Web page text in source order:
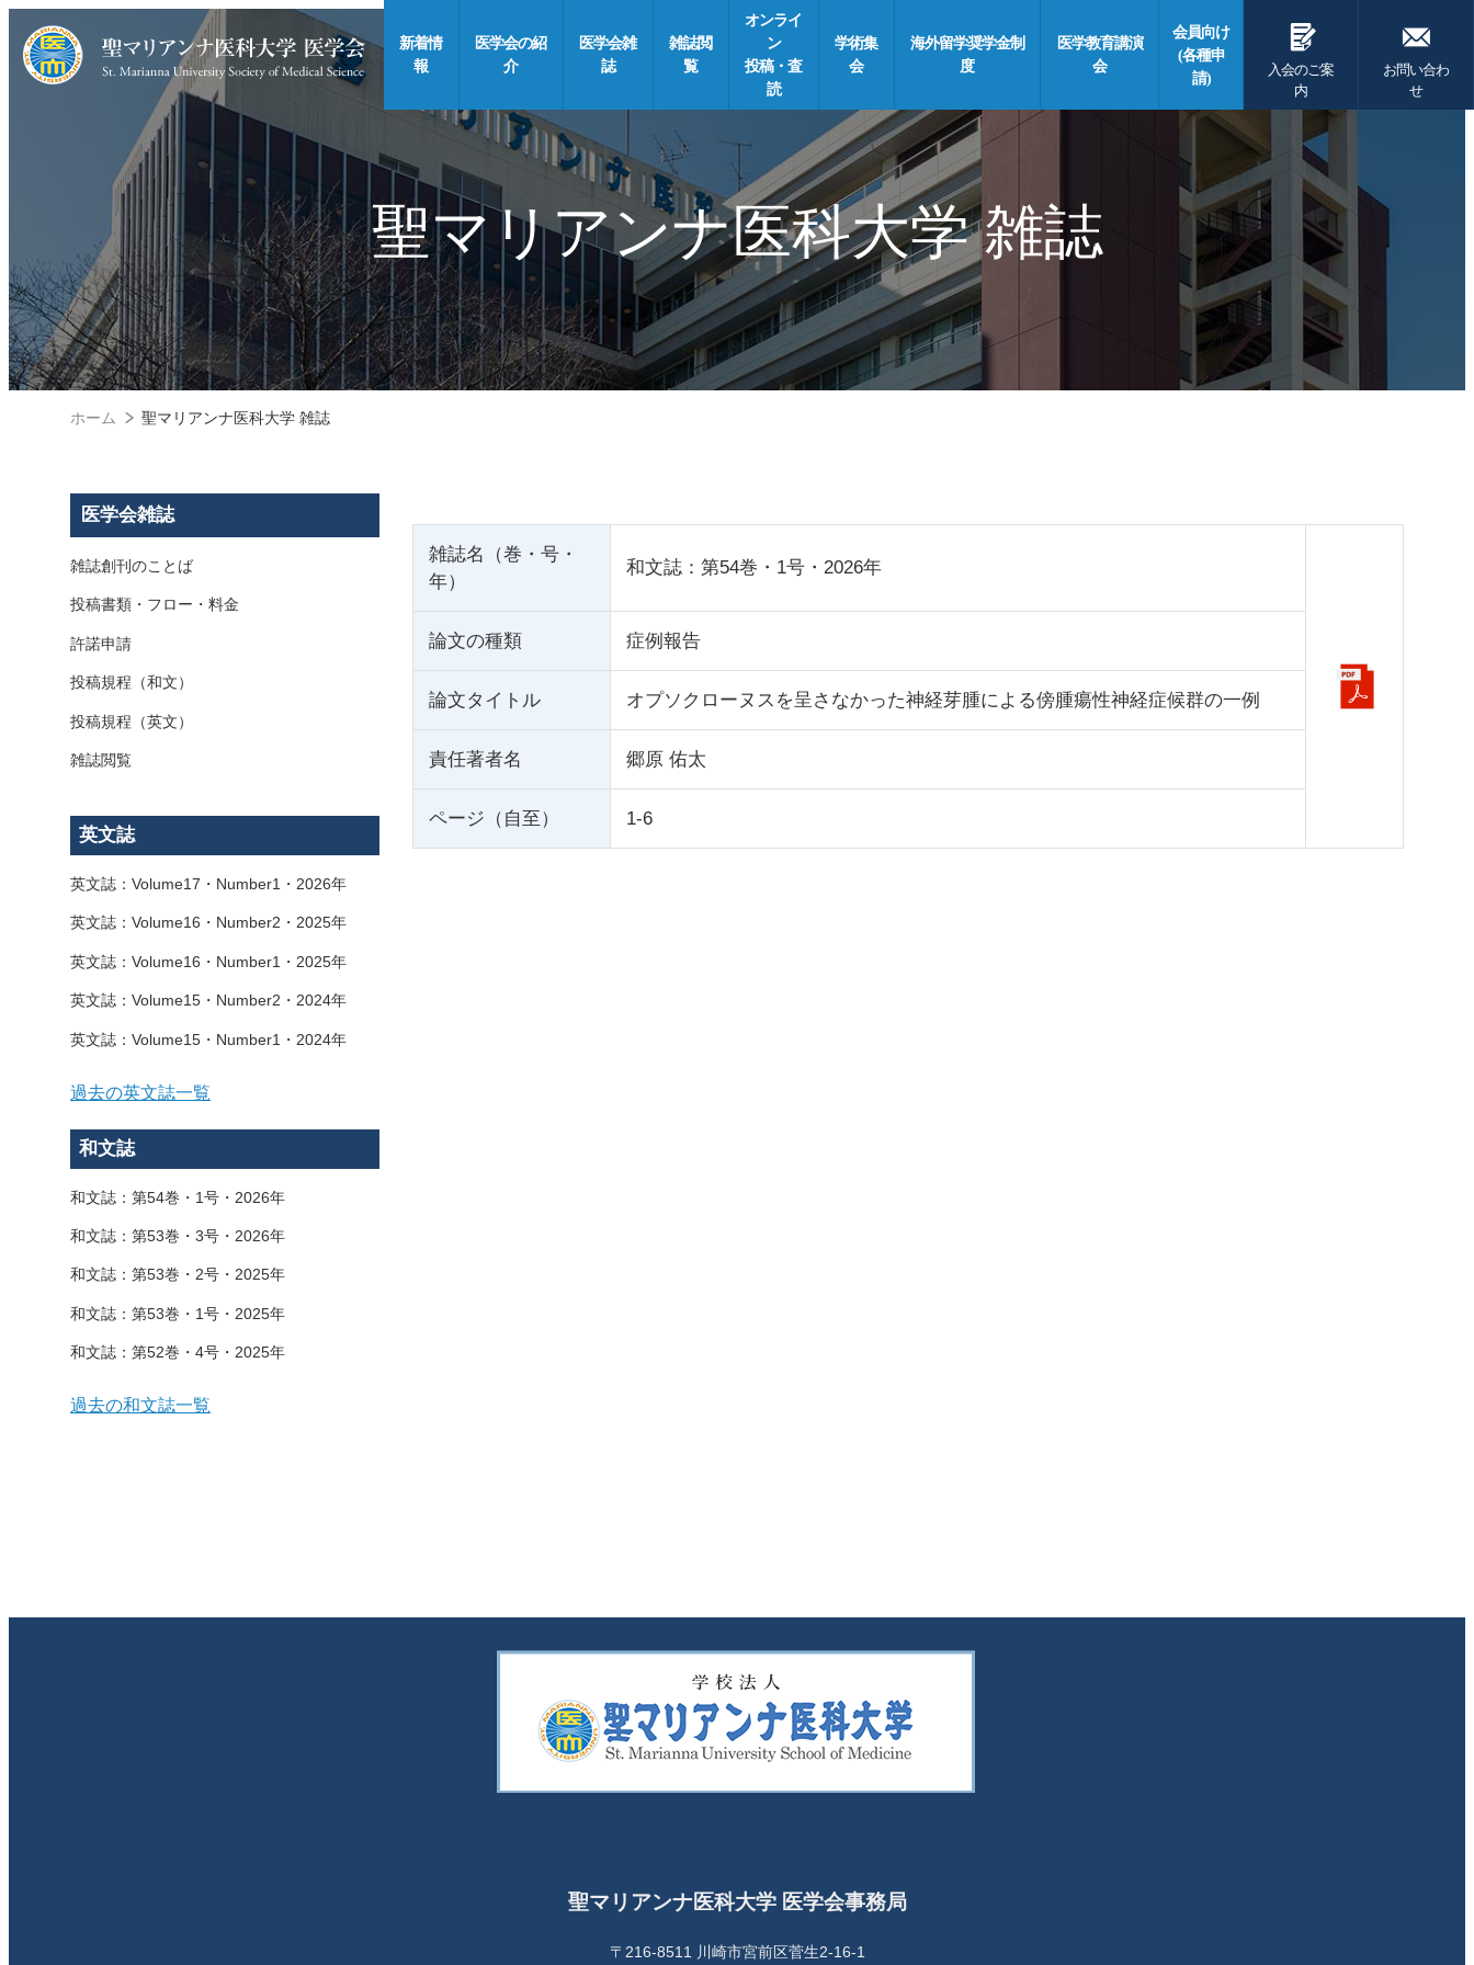
新着情
報
医学会の紹
介
医学会雑
誌
雑誌閲
覧
オンライ
ン
投稿・査
読
学術集
会
海外留学奨学金制
度
医学教育講演
会
会員向け
(各種申
請)
G
入会のご案
内
F
お問い合わ
せ
聖マリアンナ医科大学 雑誌
ホーム 聖マリアンナ医科大学 雑誌
雑誌名（巻・号・
年）
和文誌：第54巻・1号・2026年
論文の種類 症例報告
論文タイトル オプソクローヌスを呈さなかった神経芽腫による傍腫瘍性神経症候群の一例
責任著者名 郷原 佑太
ページ（自至） 1-6
医学会雑誌
雑誌創刊のことば
投稿書類・フロー・料金
許諾申請
投稿規程（和文）
投稿規程（英文）
雑誌閲覧
英文誌
英文誌：Volume17・Number1・2026年
英文誌：Volume16・Number2・2025年
英文誌：Volume16・Number1・2025年
英文誌：Volume15・Number2・2024年
英文誌：Volume15・Number1・2024年
過去の英文誌一覧
和文誌
和文誌：第54巻・1号・2026年
和文誌：第53巻・3号・2026年
和文誌：第53巻・2号・2025年
和文誌：第53巻・1号・2025年
和文誌：第52巻・4号・2025年
過去の和文誌一覧
聖マリアンナ医科大学 医学会事務局
〒216-8511 川崎市宮前区菅生2-16-1